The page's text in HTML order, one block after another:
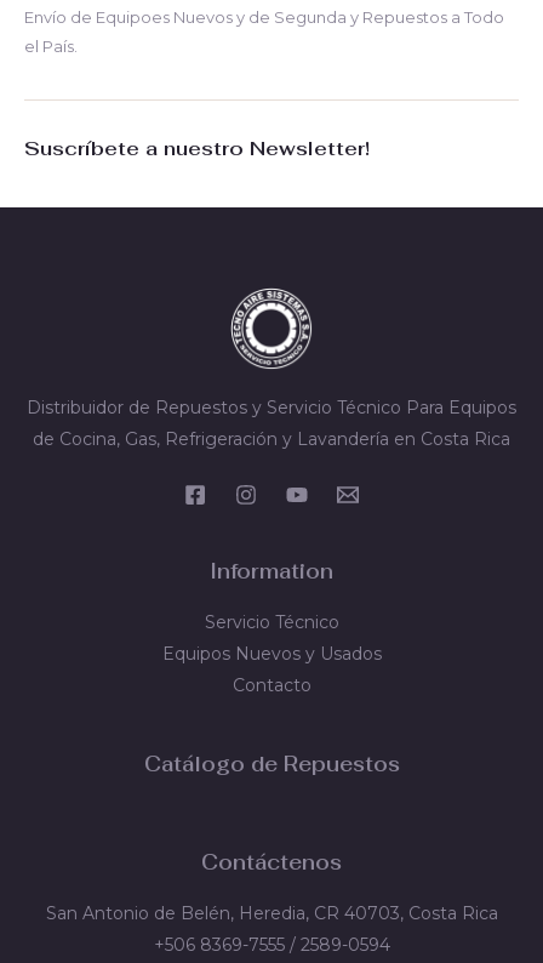
Envío de Equipoes Nuevos y de Segunda y Repuestos a Todo
el País.
Suscríbete a nuestro Newsletter!
Distribuidor de Repuestos y Servicio Técnico Para Equipos
de Cocina, Gas, Refrigeración y Lavandería en Costa Rica
Information
Servicio Técnico
Equipos Nuevos y Usados
Contacto
Catálogo de Repuestos
Contáctenos
San Antonio de Belén, Heredia, CR 40703, Costa Rica
+506 8369-7555 / 2589-0594